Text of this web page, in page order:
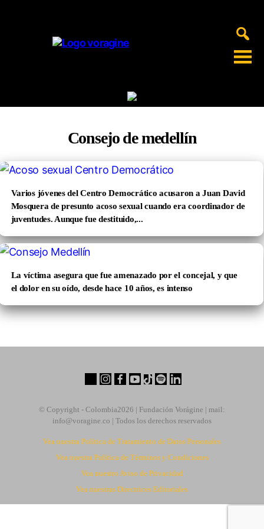
Consejo de medellín
Varios jóvenes del Centro Democrático acusaron a Juan David
Mosquera de presunto acoso sexual cuando era coordinador de
juventudes. Aunque fue destituido,...
La víctima asegura que fue amenazado por el concejal, y que
el dolor en su oído, desde hace 10 años, es intenso
© Copyright - Colombia2026 | Fundación Vorágine | mail:
info@voragine.co | Todos los derechos reservados
Vea nuestra Política de Tratamiento de Datos Personales
Vea nuestra Política de Términos y Condiciones
Vea nuestro Aviso de Privacidad
Vea nuestras Directrices Editoriales